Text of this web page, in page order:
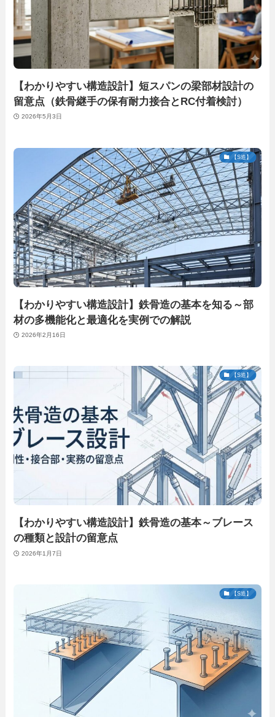
【わかりやすい構造設計】短スパンの梁部材設計の
留意点（鉄骨継手の保有耐力接合とRC付着検討）
2026年5月3日
【S造】
【わかりやすい構造設計】鉄骨造の基本を知る～部
材の多機能化と最適化を実例での解説
2026年2月16日
【S造】
【わかりやすい構造設計】鉄骨造の基本～ブレース
の種類と設計の留意点
2026年1月7日
【S造】